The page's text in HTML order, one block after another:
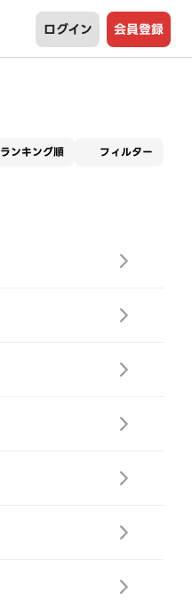
ログイン 会員登録
ランキング順 フィルター